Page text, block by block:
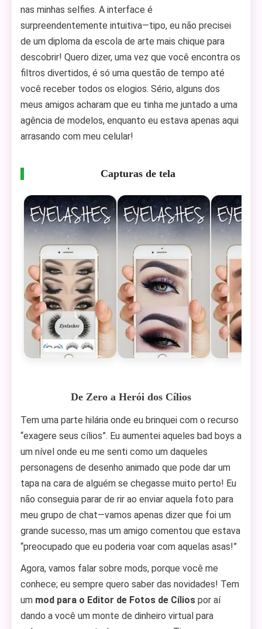
nas minhas selfies. A interface é
surpreendentemente intuitiva—tipo, eu não precisei
de um diploma da escola de arte mais chique para
descobrir! Quero dizer, uma vez que você encontra os
filtros divertidos, é só uma questão de tempo até
você receber todos os elogios. Sério, alguns dos
meus amigos acharam que eu tinha me juntado a uma
agência de modelos, enquanto eu estava apenas aqui
arrasando com meu celular!
Capturas de tela
De Zero a Herói dos Cílios
Tem uma parte hilária onde eu brinquei com o recurso
“exagere seus cílios”. Eu aumentei aqueles bad boys a
um nível onde eu me senti como um daqueles
personagens de desenho animado que pode dar um
tapa na cara de alguém se chegasse muito perto! Eu
não conseguia parar de rir ao enviar aquela foto para
meu grupo de chat—vamos apenas dizer que foi um
grande sucesso, mas um amigo comentou que estava
“preocupado que eu poderia voar com aquelas asas!”
Agora, vamos falar sobre mods, porque você me
conhece; eu sempre quero saber das novidades! Tem
um mod para o Editor de Fotos de Cílios por aí
dando a você um monte de dinheiro virtual para